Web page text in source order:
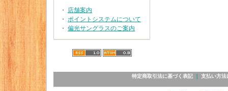
・ 店舗案内
・ ポイントシステムについて
・ 偏光サングラスのご案内
特定商取引法に基づく表記｜ 支払い方法